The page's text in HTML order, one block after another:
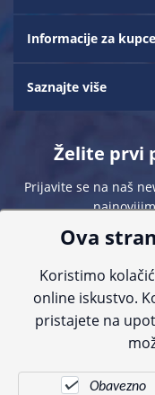
Informacije za kupce
Saznajte više
Želite prvi
Prijavite se na naš
Sve navedene cijene
informacije, ali zbog
kontaktirajte nas putem
Ova
Koristimo
online iskustvo.
pristajete na
Obavezno